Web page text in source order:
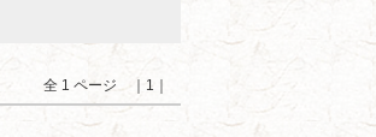
全 1 ページ ｜1｜